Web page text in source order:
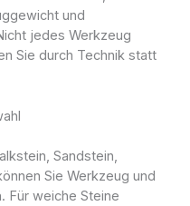
und
jedes Werkzeug
Sie durch Technik statt
Sandstein,
Sie Werkzeug und
Für weiche Steine